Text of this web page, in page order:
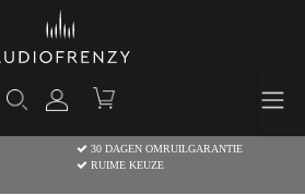
30 DAGEN OMRUILGARANTIE
RUIME KEUZE